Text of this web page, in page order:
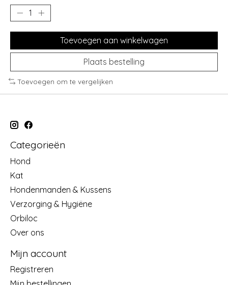
Toevoegen aan winkelwagen
Plaats bestelling
Toevoegen om te vergelijken
Categorieën
Hond
Kat
Hondenmanden & Kussens
Verzorging & Hygiëne
Orbiloc
Over ons
Mijn account
Registreren